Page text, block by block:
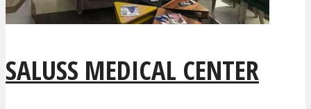
SALUSS MEDICAL CENTER